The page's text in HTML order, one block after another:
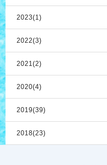
2023(1)
2022(3)
2021(2)
2020(4)
2019(39)
2018(23)